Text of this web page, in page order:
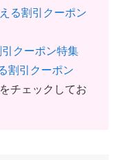
る割引クーポン
引クーポン特集
割引クーポン
チェックしてお